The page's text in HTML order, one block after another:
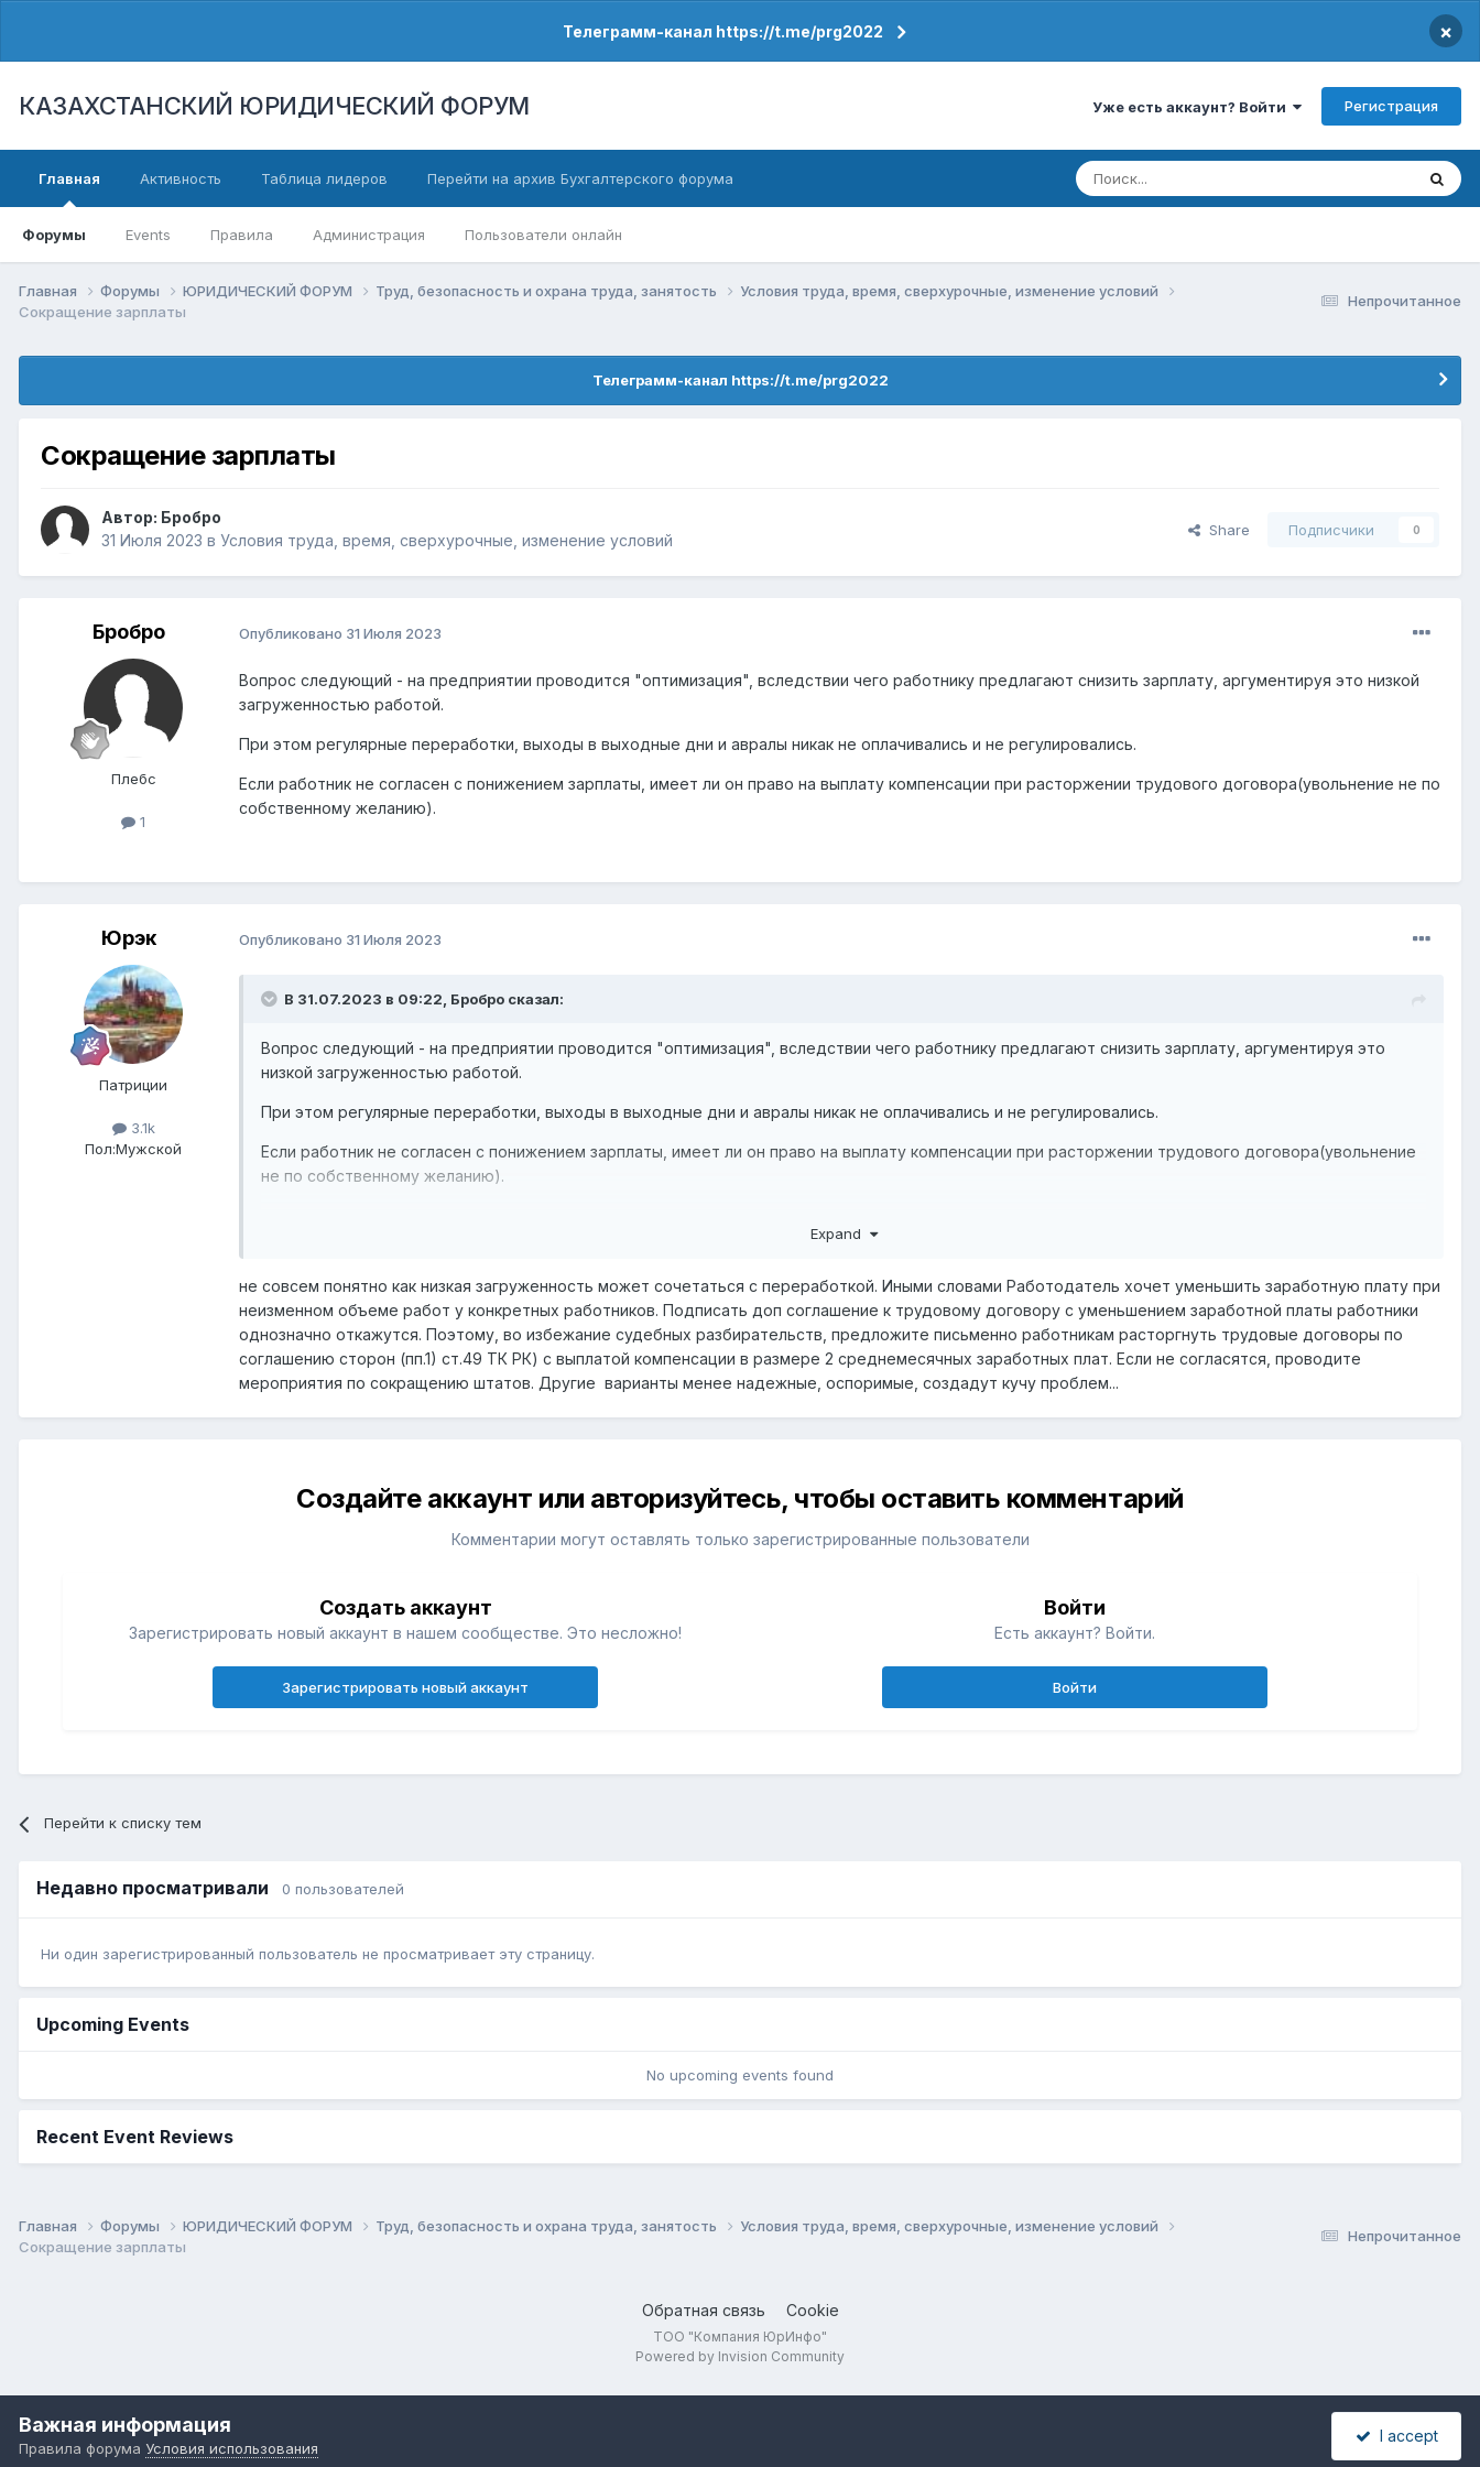
Телеграмм-канал https://t.me/prg2022 ×
КАЗАХСТАНСКИЙ ЮРИДИЧЕСКИЙ ФОРУМ Уже есть аккаунт? Войти Регистрация
Главная
Форумы Events Правила Администрация Пользователи онлайн
Активность Таблица лидеров Перейти на архив Бухгалтерского форума
Непрочитанное
Главная Форумы ЮРИДИЧЕСКИЙ ФОРУМ Труд, безопасность и охрана труда, занятость
Условия труда, время, сверхурочные, изменение условий
Сокращение зарплаты
Телеграмм-канал https://t.me/prg2022
Сокращение зарплаты
Автор: Бробро
31 Июля 2023 в Условия труда, время, сверхурочные, изменение условий
Share Подписчики 0
Бробро
Плебс
1
Опубликовано 31 Июля 2023
Вопрос следующий - на предприятии проводится "оптимизация", вследствии чего работнику предлагают снизить зарплату, аргументируя это низкой
загруженностью работой.
При этом регулярные переработки, выходы в выходные дни и авралы никак не оплачивались и не регулировались.
Если работник не согласен с понижением зарплаты, имеет ли он право на выплату компенсации при расторжении трудового договора(увольнение не по
собственному желанию).
Юрэк
Патриции
3.1k
Пол:Мужской
Опубликовано 31 Июля 2023
В 31.07.2023 в 09:22, Бробро сказал:
Вопрос следующий - на предприятии проводится "оптимизация", вследствии чего работнику предлагают снизить зарплату, аргументируя это
низкой загруженностью работой.
При этом регулярные переработки, выходы в выходные дни и авралы никак не оплачивались и не регулировались.
Если работник не согласен с понижением зарплаты, имеет ли он право на выплату компенсации при расторжении трудового договора(увольнение
не по собственному желанию).
Expand
не совсем понятно как низкая загруженность может сочетаться с переработкой. Иными словами Работодатель хочет уменьшить заработную плату при
неизменном объеме работ у конкретных работников. Подписать доп соглашение к трудовому договору с уменьшением заработной платы работники
однозначно откажутся. Поэтому, во избежание судебных разбирательств, предложите письменно работникам расторгнуть трудовые договоры по
соглашению сторон (пп.1) ст.49 ТК РК) с выплатой компенсации в размере 2 среднемесячных заработных плат. Если не согласятся, проводите
мероприятия по сокращению штатов. Другие варианты менее надежные, оспоримые, создадут кучу проблем...
Создайте аккаунт или авторизуйтесь, чтобы оставить комментарий
Комментарии могут оставлять только зарегистрированные пользователи
Создать аккаунт
Зарегистрировать новый аккаунт в нашем сообществе. Это несложно!
Зарегистрировать новый аккаунт
Войти
Есть аккаунт? Войти.
Войти
Перейти к списку тем
Недавно просматривали 0 пользователей
Ни один зарегистрированный пользователь не просматривает эту страницу.
Upcoming Events
No upcoming events found
Recent Event Reviews
Непрочитанное
Главная Форумы ЮРИДИЧЕСКИЙ ФОРУМ Труд, безопасность и охрана труда, занятость
Условия труда, время, сверхурочные, изменение условий
Сокращение зарплаты
Обратная связь Cookie
ТОО "Компания ЮрИнфо"
Powered by Invision Community
Важная информация
Правила форума Условия использования
I accept